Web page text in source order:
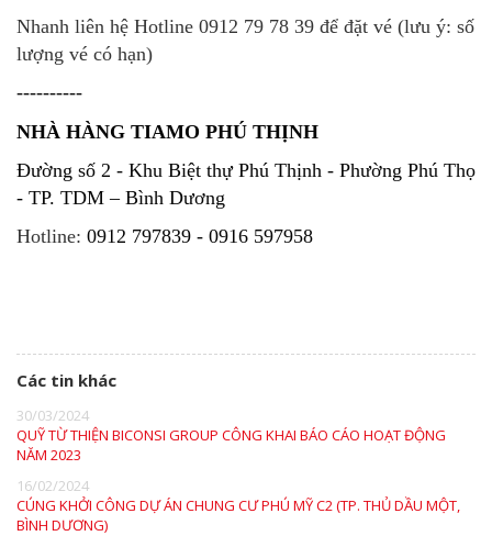
Nhanh liên hệ Hotline 0912 79 78 39 để đặt vé (lưu ý: số
lượng vé có hạn)
----------
NHÀ HÀNG TIAMO PHÚ THỊNH
Đường số 2 - Khu Biệt thự Phú Thịnh - Phường Phú Thọ
- TP. TDM – Bình Dương
Hotline: 0912 797839 - 0916 597958
Các tin khác
30/03/2024
QUỸ TỪ THIỆN BICONSI GROUP CÔNG KHAI BÁO CÁO HOẠT ĐỘNG
NĂM 2023
16/02/2024
CÚNG KHỞI CÔNG DỰ ÁN CHUNG CƯ PHÚ MỸ C2 (TP. THỦ DẦU MỘT,
BÌNH DƯƠNG)